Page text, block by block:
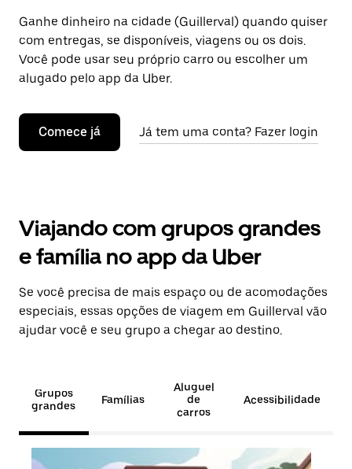
Ganhe dinheiro na cidade (Guillerval) quando quiser
com entregas, se disponíveis, viagens ou os dois.
Você pode usar seu próprio carro ou escolher um
alugado pelo app da Uber.
Comece já Já tem uma conta? Fazer login
Viajando com grupos grandes
e família no app da Uber
Se você precisa de mais espaço ou de acomodações
especiais, essas opções de viagem em Guillerval vão
ajudar você e seu grupo a chegar ao destino.
Grupos
grandes
Famílias
Aluguel
de
carros
Acessibilidade